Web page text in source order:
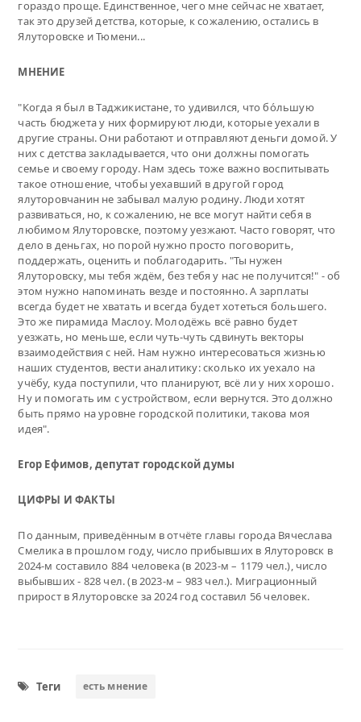
гораздо проще. Единственное, чего мне сейчас не хватает,
так это друзей детства, которые, к сожалению, остались в
Ялуторовске и Тюмени...
МНЕНИЕ
"Когда я был в Таджикистане, то удивился, что бо́льшую
часть бюджета у них формируют люди, которые уехали в
другие страны. Они работают и отправляют деньги домой. У
них с детства закладывается, что они должны помогать
семье и своему городу. Нам здесь тоже важно воспитывать
такое отношение, чтобы уехавший в другой город
ялуторовчанин не забывал малую родину. Люди хотят
развиваться, но, к сожалению, не все могут найти себя в
любимом Ялуторовске, поэтому уезжают. Часто говорят, что
дело в деньгах, но порой нужно просто поговорить,
поддержать, оценить и поблагодарить. "Ты нужен
Ялуторовску, мы тебя ждём, без тебя у нас не получится!" - об
этом нужно напоминать везде и постоянно. А зарплаты
всегда будет не хватать и всегда будет хотеться большего.
Это же пирамида Маслоу. Молодёжь всё равно будет
уезжать, но меньше, если чуть-чуть сдвинуть векторы
взаимодействия с ней. Нам нужно интересоваться жизнью
наших студентов, вести аналитику: сколько их уехало на
учёбу, куда поступили, что планируют, всё ли у них хорошо.
Ну и помогать им с устройством, если вернутся. Это должно
быть прямо на уровне городской политики, такова моя
идея".
Егор Ефимов, депутат городской думы
ЦИФРЫ И ФАКТЫ
По данным, приведённым в отчёте главы города Вячеслава
Смелика в прошлом году, число прибывших в Ялуторовск в
2024-м составило 884 человека (в 2023-м – 1179 чел.), число
выбывших - 828 чел. (в 2023-м – 983 чел.). Миграционный
прирост в Ялуторовске за 2024 год составил 56 человек.
Теги есть мнение